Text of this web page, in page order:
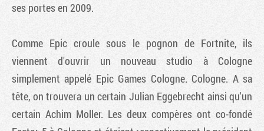
ses portes en 2009.
Comme Epic croule sous le pognon de Fortnite, ils
viennent d'ouvrir un nouveau studio à Cologne
simplement appelé Epic Games Cologne. Cologne. A sa
tête, on trouvera un certain Julian Eggebrecht ainsi qu'un
certain Achim Moller. Les deux compères ont co-fondé